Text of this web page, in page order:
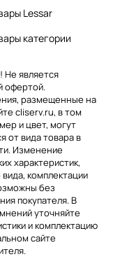
Lessar
категории
Не является
офертой.
размещенные на
cliserv.ru, в том
и цвет, могут
от вида товара в
Изменение
характеристик,
комплектации
без
покупателя. В
уточняйте
и комплектацию
сайте